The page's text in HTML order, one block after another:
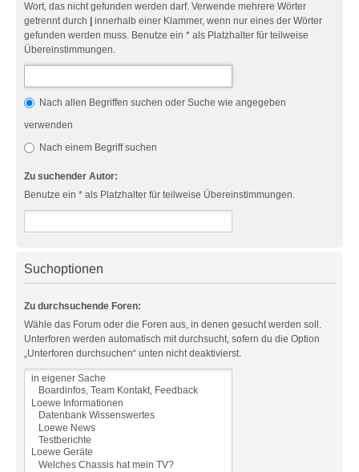
Wort, das nicht gefunden werden darf. Verwende mehrere Wörter
getrennt durch
innerhalb einer Klammer, wenn nur eines der Wörter
gefunden werden muss. Benutze ein * als Platzhalter für teilweise
Übereinstimmungen.
Nach allen Begriffen suchen oder Suche wie angegeben
verwenden
Nach einem Begriff suchen
Zu suchender Autor:
Benutze ein * als Platzhalter für teilweise Übereinstimmungen.
Suchoptionen
Zu durchsuchende Foren:
Wähle das Forum oder die Foren aus, in denen gesucht werden soll.
Unterforen werden automatisch mit durchsucht, sofern du die Option
„Unterforen durchsuchen“ unten nicht deaktivierst.